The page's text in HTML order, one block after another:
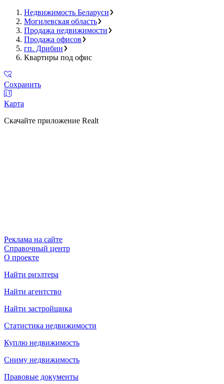
Недвижимость Беларуси
Могилевская область
Продажа недвижимости
Продажа офисов
гп. Дрибин
Квартиры под офис
Сохранить
Карта
Скачайте приложение Realt
Реклама на сайте
Справочный центр
О проекте
Найти риэлтера
Найти агентство
Найти застройщика
Статистика недвижимости
Куплю недвижимость
Сниму недвижимость
Правовые документы